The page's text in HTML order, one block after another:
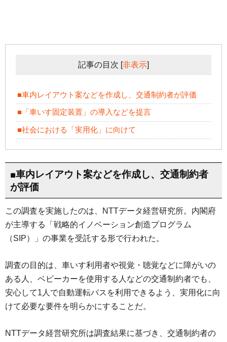
記事の目次 [非表示]
■車内レイアウト案などを作成し、交通制約者が評価
■「車いす固定装置」の導入などを提言
■社会における「実用化」に向けて
■車内レイアウト案などを作成し、交通制約者
が評価
この調査を実施したのは、NTTデータ経営研究所。内閣府
が主導する「戦略的イノベーション創造プログラム
（SIP）」の事業を受託する形で行われた。
調査の目的は、車いす利用者や視覚・聴覚などに障がいの
ある人、ベビーカーを使用する人などの交通制約者でも、
安心して1人で自動運転バスを利用できるよう、実用化に向
けて必要な要件を明らかにすることだ。
NTTデータ経営研究所は調査結果に基づき、交通制約者の